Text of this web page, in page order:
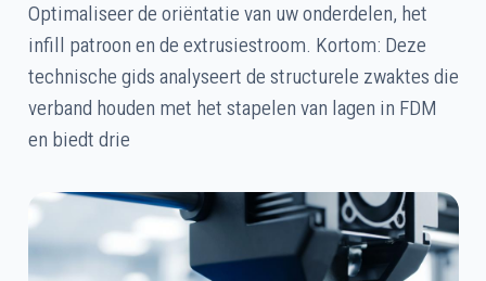
Optimaliseer de oriëntatie van uw onderdelen, het
infill patroon en de extrusiestroom. Kortom: Deze
technische gids analyseert de structurele zwaktes die
verband houden met het stapelen van lagen in FDM
en biedt drie